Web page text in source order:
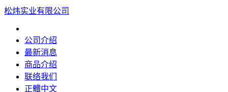
松炜实业有限公司
公司介绍
最新消息
商品介绍
联络我们
正體中文